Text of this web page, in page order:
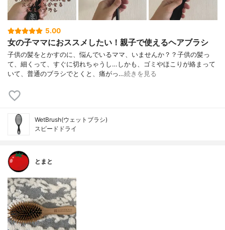
5.00
女の子ママにおススメしたい！親子で使えるヘアブラシ
子供の髪をとかすのに、悩んでいるママ、いませんか？？子供の髪っ
て、細くって、すぐに切れちゃうし…しかも、ゴミやほこりが絡まって
いて、普通のブラシでとくと、痛がっ…続きを見る
WetBrush(ウェットブラシ)
スピードドライ
とまと